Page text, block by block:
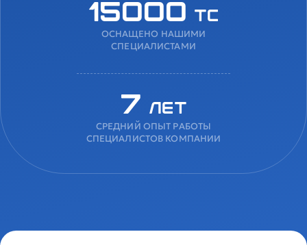
15000 ТС
ОСНАЩЕНО НАШИМИ
СПЕЦИАЛИСТАМИ
7 лет
СРЕДНИЙ ОПЫТ РАБОТЫ
СПЕЦИАЛИСТОВ КОМПАНИИ